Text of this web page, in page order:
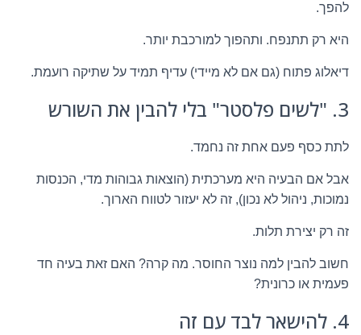
להפך.
היא רק תתנפח. ותהפוך למורכבת יותר.
דיאלוג פתוח (גם אם לא מיידי) עדיף תמיד על שתיקה רועמת.
3. "לשים פלסטר" בלי להבין את השורש
לתת כסף פעם אחת זה נחמד.
אבל אם הבעיה היא מערכתית (הוצאות גבוהות מדי, הכנסות
נמוכות, ניהול לא נכון), זה לא יעזור לטווח הארוך.
זה רק יצירת תלות.
חשוב להבין למה נוצר החוסר. מה קרה? האם זאת בעיה חד
פעמית או כרונית?
4. להישאר לבד עם זה